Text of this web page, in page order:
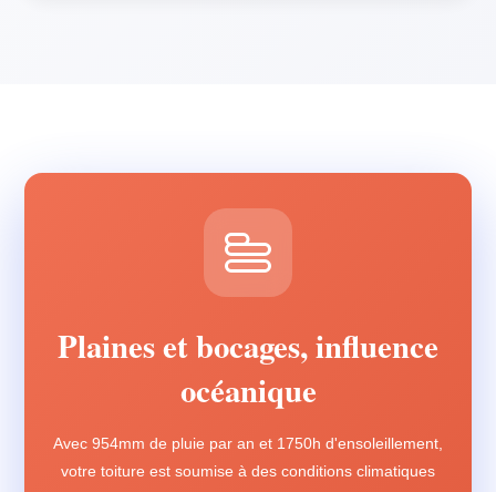
Plaines et bocages, influence
océanique
Avec 954mm de pluie par an et 1750h d'ensoleillement,
votre toiture est soumise à des conditions climatiques